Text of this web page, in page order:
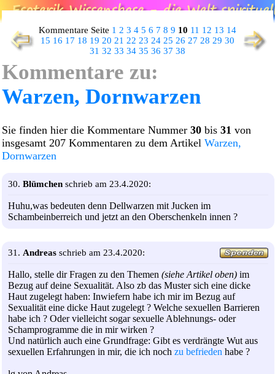
Kommentare Seite 1 2 3 4 5 6 7 8 9 10 11 12 13 14
15 16 17 18 19 20 21 22 23 24 25 26 27 28 29 30
31 32 33 34 35 36 37 38
Kommentare zu:
Warzen, Dornwarzen
Sie finden hier die Kommentare Nummer 30 bis 31 von
insgesamt 207 Kommentaren zu dem Artikel Warzen,
Dornwarzen
30. Blümchen schrieb am 23.4.2020:
Huhu,was bedeuten denn Dellwarzen mit Jucken im
Schambeinberreich und jetzt an den Oberschenkeln innen ?
31. Andreas schrieb am 23.4.2020:
Hallo, stelle dir Fragen zu den Themen (siehe Artikel oben) im
Bezug auf deine Sexualität. Also zb das Muster sich eine dicke
Haut zugelegt haben: Inwiefern habe ich mir im Bezug auf
Sexualität eine dicke Haut zugelegt ? Welche sexuellen Barrieren
habe ich ? Oder vielleicht sogar sexuelle Ablehnungs- oder
Schamprogramme die in mir wirken ?
Und natürlich auch eine Grundfrage: Gibt es verdrängte Wut aus
sexuellen Erfahrungen in mir, die ich noch zu befrieden habe ?